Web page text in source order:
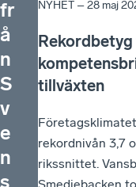
fr
å
n
S
v
e
n
s
NYHET –28 maj
Rekordbetyg
tillväxten
rekordnivån 3,7
rikssnittet.